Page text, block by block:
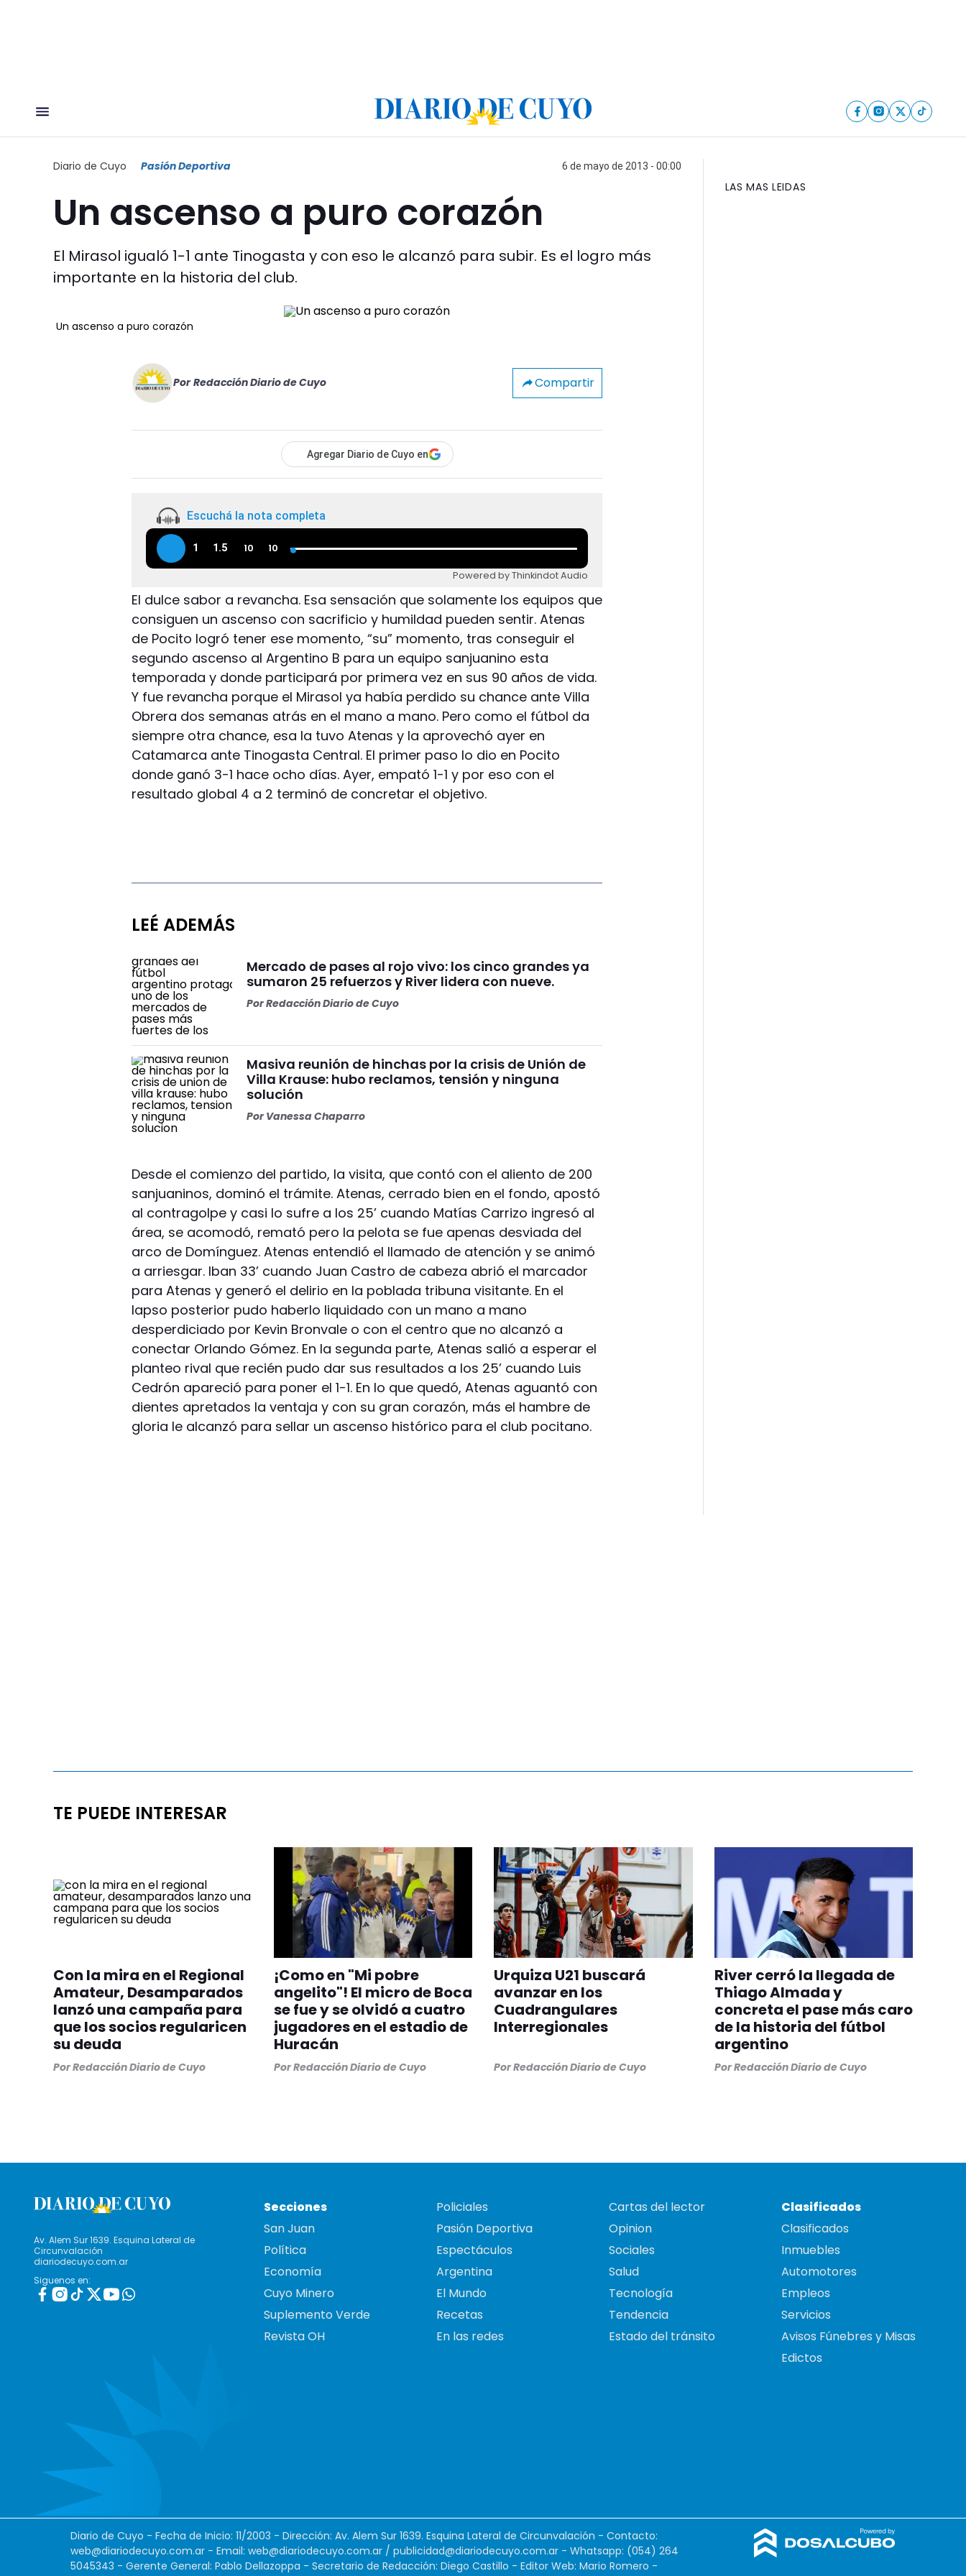
Diario de Cuyo Pasión Deportiva 6 de mayo de 2013 - 00:00
Un ascenso a puro corazón
El Mirasol igualó 1-1 ante Tinogasta y con eso le alcanzó para subir. Es el logro más
importante en la historia del club.
Un ascenso a puro corazón
Por Redacción Diario de Cuyo Compartir
Agregar Diario de Cuyo en
Escuchá la nota completa
1 1.5 10 10
Powered by Thinkindot Audio
El dulce sabor a revancha. Esa sensación que solamente los equipos que
consiguen un ascenso con sacrificio y humildad pueden sentir. Atenas
de Pocito logró tener ese momento, “su” momento, tras conseguir el
segundo ascenso al Argentino B para un equipo sanjuanino esta
temporada y donde participará por primera vez en sus 90 años de vida.
Y fue revancha porque el Mirasol ya había perdido su chance ante Villa
Obrera dos semanas atrás en el mano a mano. Pero como el fútbol da
siempre otra chance, esa la tuvo Atenas y la aprovechó ayer en
Catamarca ante Tinogasta Central. El primer paso lo dio en Pocito
donde ganó 3-1 hace ocho días. Ayer, empató 1-1 y por eso con el
resultado global 4 a 2 terminó de concretar el objetivo.
LEÉ ADEMÁS
Mercado de pases al rojo vivo: los cinco grandes ya
sumaron 25 refuerzos y River lidera con nueve.
PorRedacción Diario de Cuyo
Masiva reunión de hinchas por la crisis de Unión de
Villa Krause: hubo reclamos, tensión y ninguna
solución
PorVanessa Chaparro
Desde el comienzo del partido, la visita, que contó con el aliento de 200
sanjuaninos, dominó el trámite. Atenas, cerrado bien en el fondo, apostó
al contragolpe y casi lo sufre a los 25’ cuando Matías Carrizo ingresó al
área, se acomodó, remató pero la pelota se fue apenas desviada del
arco de Domínguez. Atenas entendió el llamado de atención y se animó
a arriesgar. Iban 33’ cuando Juan Castro de cabeza abrió el marcador
para Atenas y generó el delirio en la poblada tribuna visitante. En el
lapso posterior pudo haberlo liquidado con un mano a mano
desperdiciado por Kevin Bronvale o con el centro que no alcanzó a
conectar Orlando Gómez. En la segunda parte, Atenas salió a esperar el
planteo rival que recién pudo dar sus resultados a los 25’ cuando Luis
Cedrón apareció para poner el 1-1. En lo que quedó, Atenas aguantó con
dientes apretados la ventaja y con su gran corazón, más el hambre de
gloria le alcanzó para sellar un ascenso histórico para el club pocitano.
LAS MAS LEIDAS
TE PUEDE INTERESAR
Con la mira en el Regional
Amateur, Desamparados
lanzó una campaña para
que los socios regularicen
su deuda
PorRedacción Diario de Cuyo
¡Como en "Mi pobre
angelito"! El micro de Boca
se fue y se olvidó a cuatro
jugadores en el estadio de
Huracán
PorRedacción Diario de Cuyo
Urquiza U21 buscará
avanzar en los
Cuadrangulares
Interregionales
PorRedacción Diario de Cuyo
River cerró la llegada de
Thiago Almada y
concreta el pase más caro
de la historia del fútbol
argentino
PorRedacción Diario de Cuyo
Av. Alem Sur 1639. Esquina Lateral de
Circunvalación
diariodecuyo.com.ar
Siguenos en:
Secciones
San Juan
Política
Economía
Cuyo Minero
Suplemento Verde
Revista OH
Policiales
Pasión Deportiva
Espectáculos
Argentina
El Mundo
Recetas
En las redes
Cartas del lector
Opinion
Sociales
Salud
Tecnología
Tendencia
Estado del tránsito
Clasificados
Clasificados
Inmuebles
Automotores
Empleos
Servicios
Avisos Fúnebres y Misas
Edictos
Diario de Cuyo - Fecha de Inicio: 11/2003 - Dirección: Av. Alem Sur 1639. Esquina Lateral de Circunvalación - Contacto:
web@diariodecuyo.com.ar - Email: web@diariodecuyo.com.ar / publicidad@diariodecuyo.com.ar - Whatsapp: (054) 264
5045343 - Gerente General: Pablo Dellazoppa - Secretario de Redacción: Diego Castillo - Editor Web: Mario Romero -